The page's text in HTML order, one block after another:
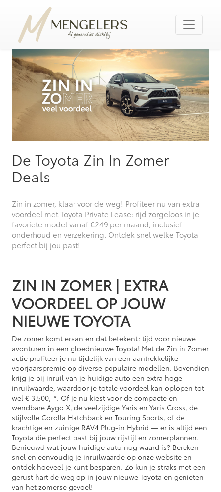
De Toyota Zin In Zomer
Deals
Zin in zomer, klaar voor de weg! Profiteer nu van extra
voordeel met Toyota Private Lease: rijd zorgeloos in je
favoriete model vanaf €249 per maand, inclusief
onderhoud en verzekering. Ontdek snel welke Toyota
perfect bij jou past!
ZIN IN ZOMER | EXTRA
VOORDEEL OP JOUW
NIEUWE TOYOTA
De zomer komt eraan en dat betekent: tijd voor nieuwe
avonturen in een gloednieuwe Toyota! Met de Zin in Zomer
actie profiteer je nu tijdelijk van een aantrekkelijke
voorjaarspremie op diverse populaire modellen. Bovendien
krijg je bij inruil van je huidige auto een extra hoge
inruilwaarde, waardoor je totale voordeel kan oplopen tot
wel € 3.500,-*. Of je nu kiest voor de compacte en
wendbare Aygo X, de veelzijdige Yaris en Yaris Cross, de
stijlvolle Corolla Hatchback en Touring Sports, of de
krachtige en zuinige RAV4 Plug-in Hybrid — er is altijd een
Toyota die perfect past bij jouw rijstijl en zomerplannen.
Benieuwd wat jouw huidige auto nog waard is? Bereken
snel en eenvoudig je inruilwaarde op onze website en
ontdek hoeveel je kunt besparen. Zo kun je straks met een
gerust hart de weg op in jouw nieuwe Toyota en genieten
van het zomerse gevoel!